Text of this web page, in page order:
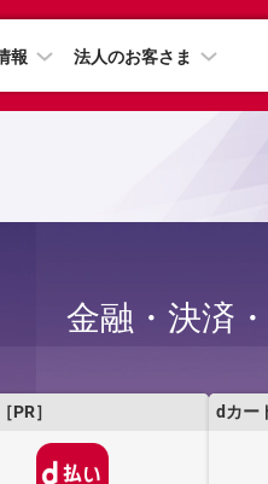
報 法人のお客さま
金融・決済
PR］ dカー